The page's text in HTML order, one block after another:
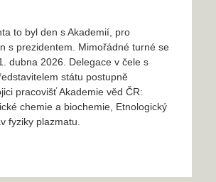
to byl den s Akademií, pro
s prezidentem. Mimořádné turné se
dubna 2026. Delegace v čele s
státu postupně
pracovišť Akademie věd ČR:
chemie a biochemie, Etnologický
fyziky plazmatu.